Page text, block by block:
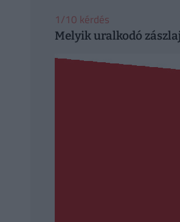
1/10 kérdés
Melyik uralkodó